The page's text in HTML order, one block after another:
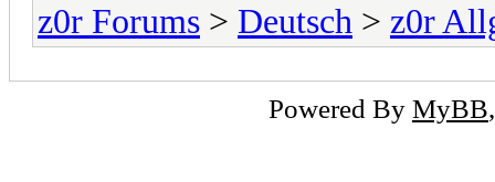
z0r Forums > Deutsch > z0r
Powered By MyBB